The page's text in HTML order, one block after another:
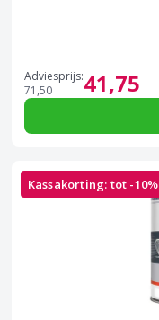
41,75
Adviesprijs:
71,50
Kassakorting: tot -10%